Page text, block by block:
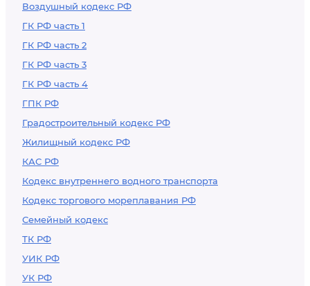
Воздушный кодекс РФ
ГК РФ часть 1
ГК РФ часть 2
ГК РФ часть 3
ГК РФ часть 4
ГПК РФ
Градостроительный кодекс РФ
Жилищный кодекс РФ
КАС РФ
Кодекс внутреннего водного транспорта
Кодекс торгового мореплавания РФ
Семейный кодекс
ТК РФ
УИК РФ
УК РФ